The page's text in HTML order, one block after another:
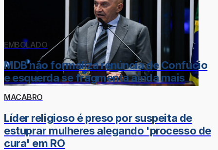
EMBOLADO
MDB não formaliza renúncia de Confúcio
e esquerda se fragmenta ainda mais
MACABRO
Líder religioso é preso por suspeita de
estuprar mulheres alegando 'processo de
cura' em RO